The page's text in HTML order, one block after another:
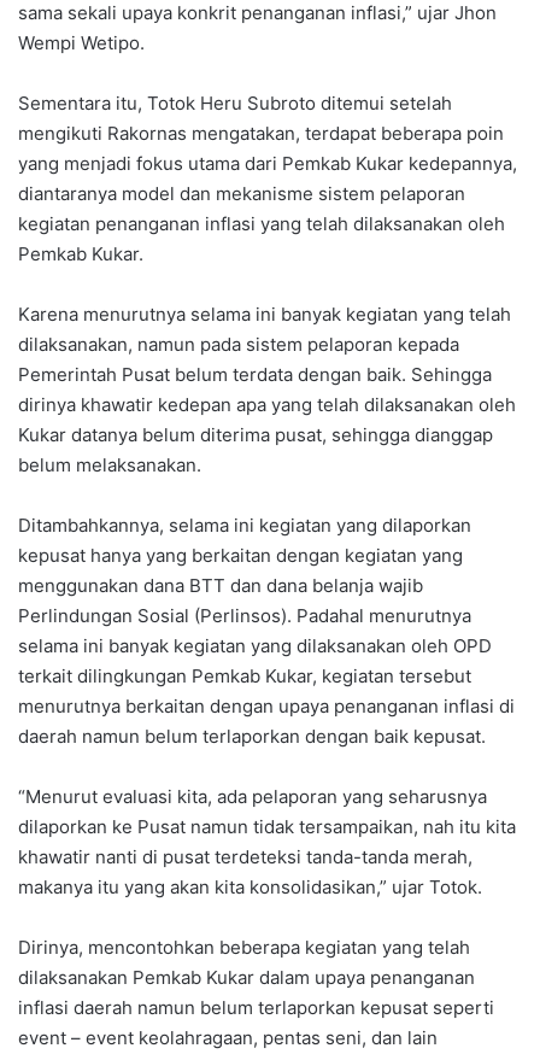
sama sekali upaya konkrit penanganan inflasi,” ujar Jhon
Wempi Wetipo.
Sementara itu, Totok Heru Subroto ditemui setelah
mengikuti Rakornas mengatakan, terdapat beberapa poin
yang menjadi fokus utama dari Pemkab Kukar kedepannya,
diantaranya model dan mekanisme sistem pelaporan
kegiatan penanganan inflasi yang telah dilaksanakan oleh
Pemkab Kukar.
Karena menurutnya selama ini banyak kegiatan yang telah
dilaksanakan, namun pada sistem pelaporan kepada
Pemerintah Pusat belum terdata dengan baik. Sehingga
dirinya khawatir kedepan apa yang telah dilaksanakan oleh
Kukar datanya belum diterima pusat, sehingga dianggap
belum melaksanakan.
Ditambahkannya, selama ini kegiatan yang dilaporkan
kepusat hanya yang berkaitan dengan kegiatan yang
menggunakan dana BTT dan dana belanja wajib
Perlindungan Sosial (Perlinsos). Padahal menurutnya
selama ini banyak kegiatan yang dilaksanakan oleh OPD
terkait dilingkungan Pemkab Kukar, kegiatan tersebut
menurutnya berkaitan dengan upaya penanganan inflasi di
daerah namun belum terlaporkan dengan baik kepusat.
“Menurut evaluasi kita, ada pelaporan yang seharusnya
dilaporkan ke Pusat namun tidak tersampaikan, nah itu kita
khawatir nanti di pusat terdeteksi tanda-tanda merah,
makanya itu yang akan kita konsolidasikan,” ujar Totok.
Dirinya, mencontohkan beberapa kegiatan yang telah
dilaksanakan Pemkab Kukar dalam upaya penanganan
inflasi daerah namun belum terlaporkan kepusat seperti
event – event keolahragaan, pentas seni, dan lain